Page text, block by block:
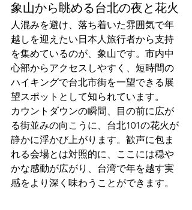
象山から眺める台北の夜と花火
人混みを避け、落ち着いた雰囲気で年
越しを迎えたい日本人旅行者から支持
を集めているのが、象山です。市内中
心部からアクセスしやすく、短時間の
ハイキングで台北市街を一望できる展
望スポットとして知られています。
カウントダウンの瞬間、目の前に広が
る街並みの向こうに、台北101の花火が
静かに浮かび上がります。歓声に包ま
れる会場とは対照的に、ここには穏や
かな感動が広がり、台湾で年を越す実
感をより深く味わうことができます。